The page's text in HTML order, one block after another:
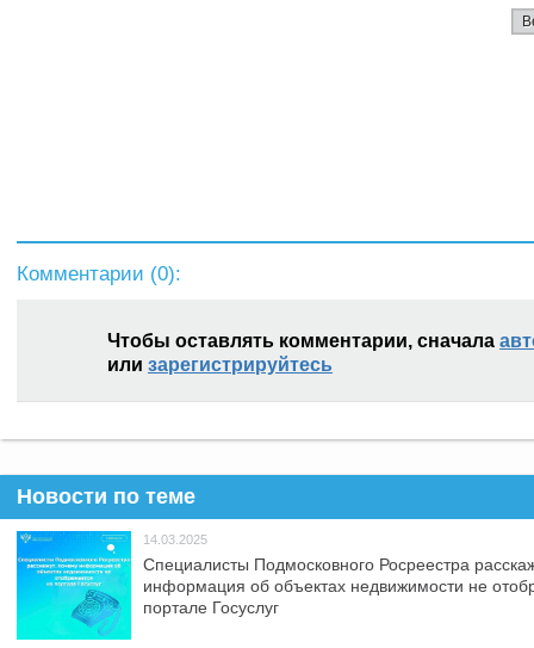
Комментарии (0):
Чтобы оставлять комментарии, сначала
или зарегистрируйтесь
Новости по теме
14.03.2025
Специалисты Подмосковного Росреестра
информация об объектах недвижимости не
портале Госуслуг